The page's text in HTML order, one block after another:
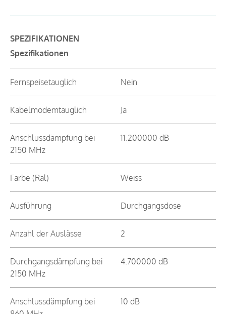
SPEZIFIKATIONEN
Spezifikationen
Fernspeisetauglich Nein
Kabelmodemtauglich Ja
Anschlussdämpfung bei
2150 MHz
11.200000 dB
Farbe (Ral) Weiss
Ausführung Durchgangsdose
Anzahl der Auslässe 2
Durchgangsdämpfung bei
2150 MHz
4.700000 dB
Anschlussdämpfung bei
10 dB